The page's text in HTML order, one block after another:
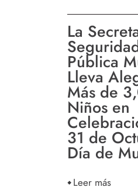
La
Pública
Lleva
Más de
Niños en
31 de
Día de
Leer más